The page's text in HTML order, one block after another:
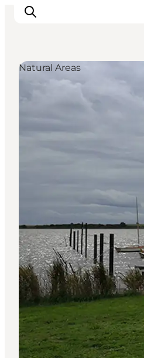
Inspiration
Aktiviteter
Natural Areas